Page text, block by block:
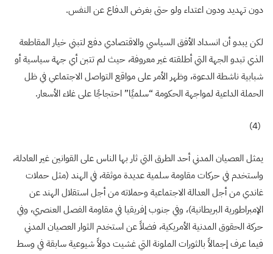
دون تهديد ودون اعتداء ولو حتى بغرض الدفاع عن النفس.
لكن يبدو أن انسداد الأفق السياسي والاقتصادي دفع لتبني خيار المقاطعة
الذي تبدو الجهة التي أطلقته غير معروفة، حيث لم تتبن أي جهة سياسية أو
شبابية ناشطة الدعوة، وظهر الأمر على مواقع التواصل الاجتماعي في ظل
الحملة الداعية لمواجهة الحكومة “سلميًا” احتجاجًا على غلاء الأسعار.
(4)
يمثل العصيان المدني أحد الطرق التي ثار بها الناس على القوانين غير العادلة،
واستخدم في حركات مقاومة سلمية عديدة موثقة، في الهند (مثل حملات
غاندي من أجل العدالة الاجتماعية وحملاته من أجل استقلال الهند عن
الإمبراطورية البريطانية)، وفي جنوب إفريقيا في مقاومة الفصل العنصري، وفي
حركة الحقوق المدنية الأمريكية، فضلاً عن استخدم الثوار العصيان المدني
فيما عرف إجمالاً بالثورات الملونة التي غشيت دولاً شيوعية سابقة في وسط